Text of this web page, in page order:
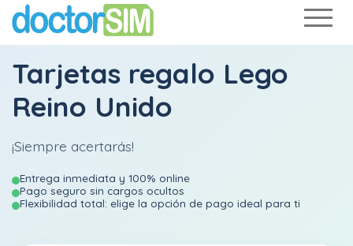
Tarjetas regalo Lego
Reino Unido
¡Siempre acertarás!
Entrega inmediata y 100% online
Pago seguro sin cargos ocultos
Flexibilidad total: elige la opción de pago ideal para ti